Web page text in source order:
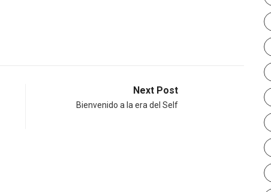
Next Post
Bienvenido a la era del Self